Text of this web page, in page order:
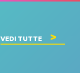
VEDI TUTTE